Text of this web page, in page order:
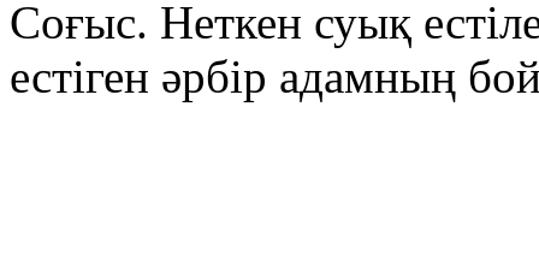
Соғыс. Неткен суық
естіген әрбір адамның